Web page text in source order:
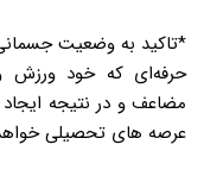
*تاکید به وضعیت
حرفه‌ای که خود ورزش
مضاعف و در نتیجه
عرصه های تحصیلی